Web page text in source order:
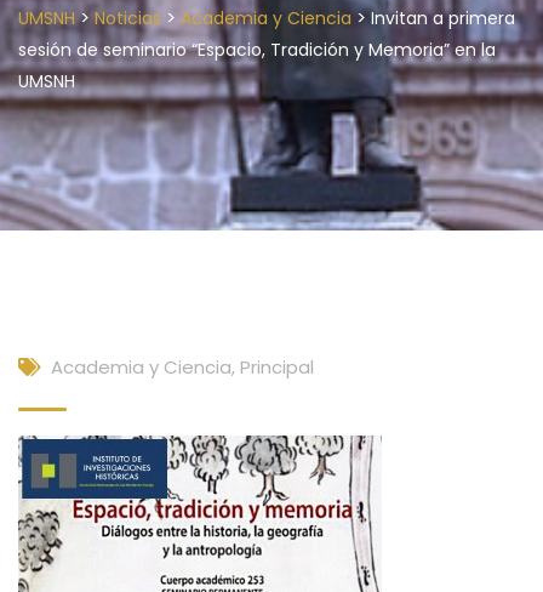
UMSNH> Noticias > Academia y Ciencia >Invitan a primera
sesión de seminario “Espacio, Tradición y Memoria” en la
UMSNH
Academia y Ciencia, Principal